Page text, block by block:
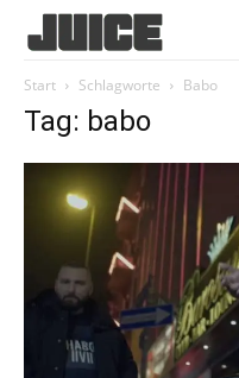
Start Schlagworte Babo
Tag: babo